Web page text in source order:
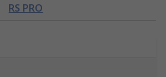
RS PRO